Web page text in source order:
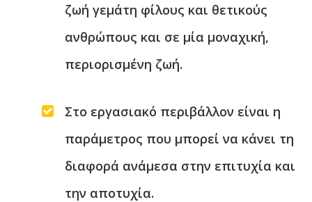
ζωή γεμάτη φίλους και θετικούς
ανθρώπους και σε μία μοναχική,
περιορισμένη ζωή.
Στο εργασιακό περιβάλλον είναι η
παράμετρος που μπορεί να κάνει τη
διαφορά ανάμεσα στην επιτυχία και
την αποτυχία.